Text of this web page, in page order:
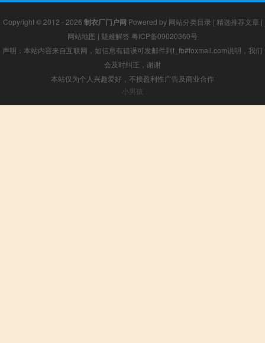
Copyright © 2012 - 2026 制衣厂门户网 Powered by 网站分类目录 | 精选推荐文章 |
网站地图 | 疑难解答 粤ICP备09020360号
声明：本站内容来自互联网，如信息有错误可发邮件到f_fb#foxmail.com说明，我们
会及时纠正，谢谢
本站仅为个人兴趣爱好，不接盈利性广告及商业合作
小男孩